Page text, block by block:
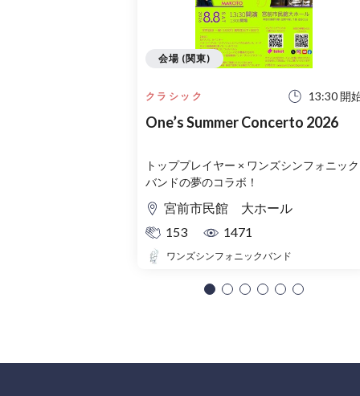
クラシック 13:30 開
One’s Summer Concerto 2026
トッププレイヤー × ワンズシンフォニック
バンドの夢のコラボ！
宮前市民館 大ホール
153
1471
ワンズシンフォニックバンド
会場 (関東)